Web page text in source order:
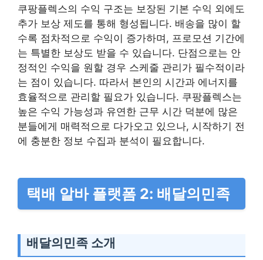
쿠팡플렉스의 수익 구조는 보장된 기본 수익 외에도
추가 보상 제도를 통해 형성됩니다. 배송을 많이 할
수록 점차적으로 수익이 증가하며, 프로모션 기간에
는 특별한 보상도 받을 수 있습니다. 단점으로는 안
정적인 수익을 원할 경우 스케줄 관리가 필수적이라
는 점이 있습니다. 따라서 본인의 시간과 에너지를
효율적으로 관리할 필요가 있습니다. 쿠팡플렉스는
높은 수익 가능성과 유연한 근무 시간 덕분에 많은
분들에게 매력적으로 다가오고 있으나, 시작하기 전
에 충분한 정보 수집과 분석이 필요합니다.
택배 알바 플랫폼 2: 배달의민족
배달의민족 소개